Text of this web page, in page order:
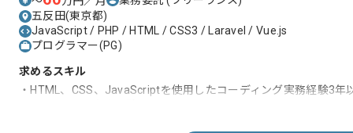
五反田(東京都)
JavaScript / PHP / HTML / CSS3 / Laravel / Vue.js
プログラマー(PG)
求めるスキル
・HTML、CSS、JavaScriptを使用したコーディング実務経験3年